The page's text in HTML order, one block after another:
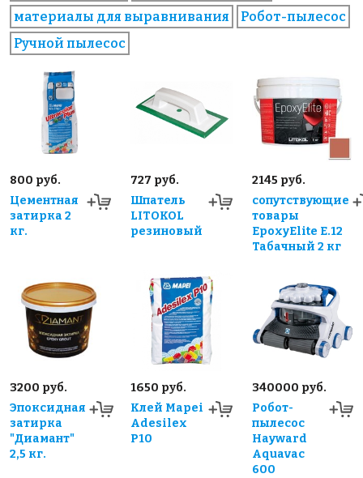
материалы для выравнивания
Робот-пылесос
Ручной пылесос
800 руб.
Цементная
затирка 2
кг.
727 руб.
Шпатель
LITOKOL
резиновый
2145 руб.
сопутствующие
товары
EpoxyElite E.12
Табачный 2 кг
3200 руб.
Эпоксидная
затирка
"Диамант"
2,5 кг.
1650 руб.
Клей Mapei
Adesilex
P10
340000 руб.
Робот-
пылесос
Hayward
Aquavac
600